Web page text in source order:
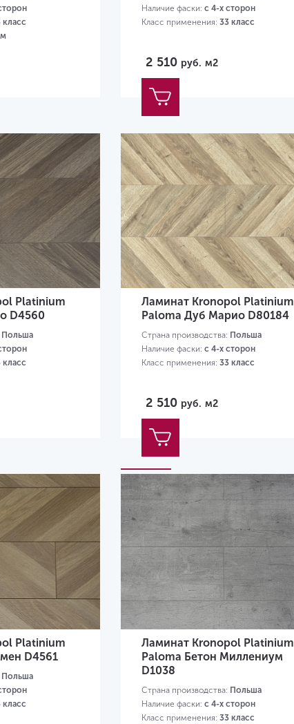
класс
Наличие фаски: с 4-х сторон
Класс применения: 33 класс
2 510 руб. м2
Platinium
D4560
Польша
класс
Ламинат Kronopol Platinium
Paloma Дуб Марио D80184
Страна производства: Польша
Наличие фаски: с 4-х сторон
Класс применения: 33 класс
2 510 руб. м2
Platinium
D4561
Польша
класс
Ламинат Kronopol Platinium
Paloma Бетон Миллениум
D1038
Страна производства: Польша
Наличие фаски: с 4-х сторон
Класс применения: 33 класс